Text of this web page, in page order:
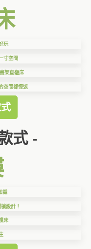
玩
寸空間
架直翻床
空間都慳返
式 -
識
設計！
床